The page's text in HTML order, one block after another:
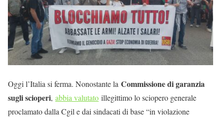
Oggi l’Italia si ferma. Nonostante la Commissione di garanzia
sugli scioperi, abbia valutato illegittimo lo sciopero generale
proclamato dalla Cgil e dai sindacati di base “in violazione